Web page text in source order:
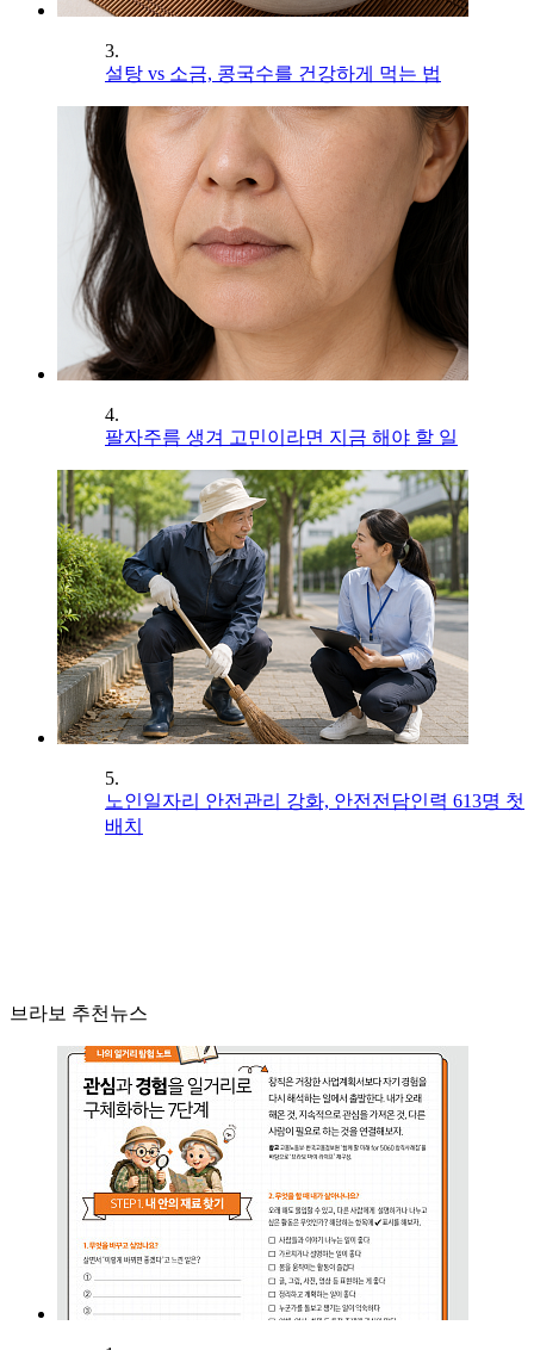
3.
설탕 vs 소금, 콩국수를 건강하게 먹는 법
4.
팔자주름 생겨 고민이라면 지금 해야 할 일
5.
노인일자리 안전관리 강화, 안전전담인력 613명 첫
배치
브라보 추천뉴스